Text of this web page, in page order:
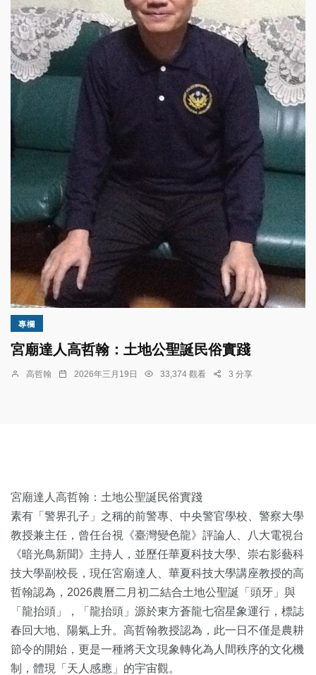
專欄
宮廟達人高哲翰：土地公聖誕民俗實踐
高哲翰 2026年三月19日 33,374 觀看 3 分享
宮廟達人高哲翰：土地公聖誕民俗實踐
素有「警界孔子」之稱的前警專、中央警官學校、警察大學
教授兼主任，曾任台視《臺灣變色龍》評論人、八大電視台
《暗光鳥新聞》主持人，並歷任華夏科技大學、崇右影藝科
技大學副校長，現任宮廟達人、華夏科技大學講座教授的高
哲翰認為，2026農曆二月初二結合土地公聖誕「頭牙」與
「龍抬頭」，「龍抬頭」源於東方蒼龍七宿星象運行，標誌
春回大地、陽氣上升。高哲翰教授認為，此一日不僅是農耕
節令的開始，更是一種將天文現象轉化為人間秩序的文化機
制，體現「天人感應」的宇宙觀。